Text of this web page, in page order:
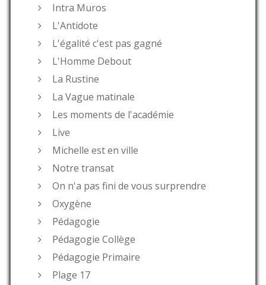
Intra Muros
L'Antidote
L'égalité c'est pas gagné
L'Homme Debout
La Rustine
La Vague matinale
Les moments de l'académie
Live
Michelle est en ville
Notre transat
On n'a pas fini de vous surprendre
Oxygène
Pédagogie
Pédagogie Collège
Pédagogie Primaire
Plage 17